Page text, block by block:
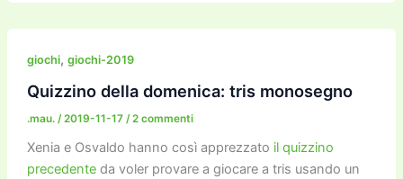
e
b
o
o
k
er l
l
o
o
gr
m
y
n
e
n
di
di
giochi, giochi-2019
Quizzino della domenica: tris monosegno
.mau. /2019-11-17 /2 commenti
Xenia e Osvaldo hanno così apprezzato il quizzino
precedenteda voler provare a giocare a tris usando un